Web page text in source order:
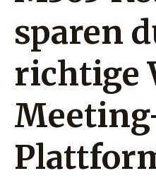
sparen
richtige